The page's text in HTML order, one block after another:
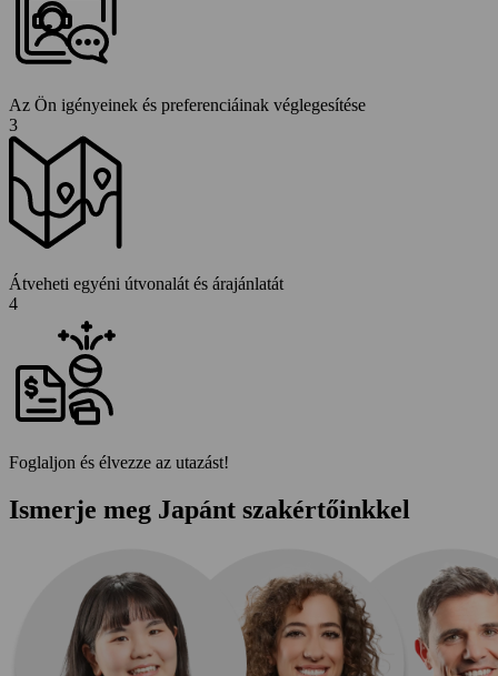
Az Ön igényeinek és preferenciáinak véglegesítése
3
Átveheti egyéni útvonalát és árajánlatát
4
Foglaljon és élvezze az utazást!
Ismerje meg Japánt szakértőinkkel